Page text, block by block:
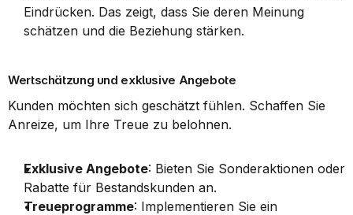
Eindrücken. Das zeigt, dass Sie deren Meinung
schätzen und die Beziehung stärken.
Wertschätzung und exklusive Angebote
Kunden möchten sich geschätzt fühlen. Schaffen Sie
Anreize, um Ihre Treue zu belohnen.
Exklusive Angebote: Bieten Sie Sonderaktionen oder
Rabatte für Bestandskunden an.
Treueprogramme: Implementieren Sie ein